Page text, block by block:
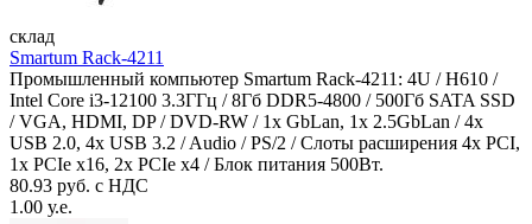
склад
Smartum Rack-4211
Промышленный компьютер Smartum Rack-4211: 4U / H610 /
Intel Core i3-12100 3.3ГГц / 8Гб DDR5-4800 / 500Гб SATA SSD
/ VGA, HDMI, DP / DVD-RW / 1x GbLan, 1x 2.5GbLan / 4x
USB 2.0, 4x USB 3.2 / Audio / PS/2 / Слоты расширения 4x PCI,
1x PCIe x16, 2x PCIe x4 / Блок питания 500Вт.
80.93 руб. с НДС
1.00 у.е.